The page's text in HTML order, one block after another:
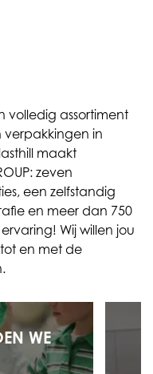
volledig assortiment
verpakkingen in
maakt
zeven
een zelfstandig
en meer dan 750
Wij willen jou
en met de
WE